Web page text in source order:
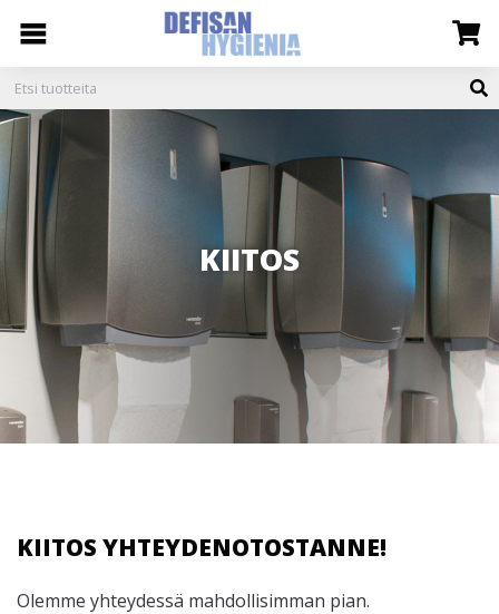
KIITOS
KIITOS YHTEYDENOTOSTANNE!
Olemme yhteydessä mahdollisimman pian.